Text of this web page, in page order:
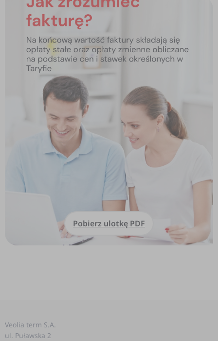
Pobierz ulotkę PDF
Veolia term S.A.
ul. Puławska 2